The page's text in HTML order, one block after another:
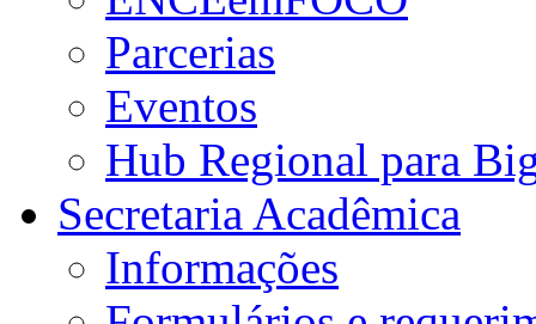
Parcerias
Eventos
Hub Regional para
Secretaria Acadêmica
Informações